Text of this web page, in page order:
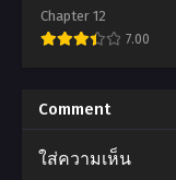
เด
เมีย
4
ตอน
ที่1-
พากย์ไทย+ซับไทย
Chapter 12
7.00
นิ
เมะ
Kakegurui
Comment
ใส่ความเห็น